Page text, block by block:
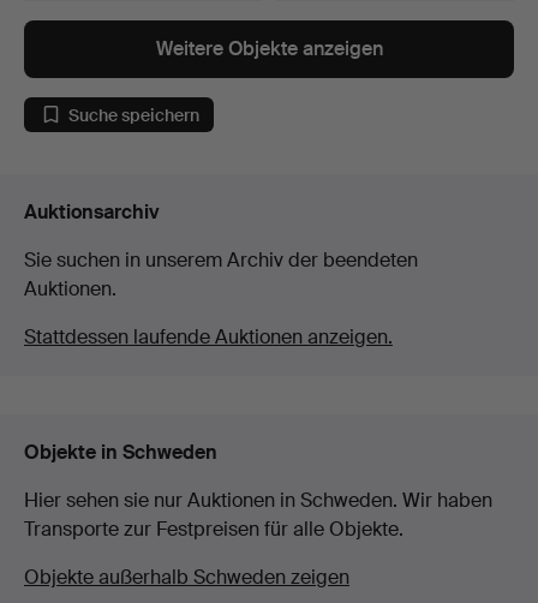
Weitere Objekte anzeigen
Suche speichern
Auktionsarchiv
Sie suchen in unserem Archiv der beendeten
Auktionen.
Stattdessen laufende Auktionen anzeigen.
Objekte in Schweden
Hier sehen sie nur Auktionen in Schweden. Wir haben
Transporte zur Festpreisen für alle Objekte.
Objekte außerhalb Schweden zeigen